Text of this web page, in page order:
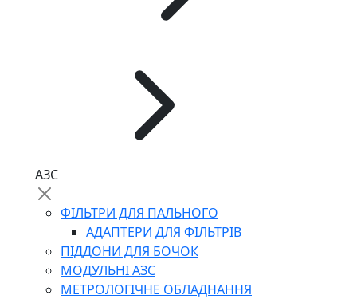
АЗС
ФІЛЬТРИ ДЛЯ ПАЛЬНОГО
АДАПТЕРИ ДЛЯ ФІЛЬТРІВ
ПІДДОНИ ДЛЯ БОЧОК
МОДУЛЬНІ АЗС
МЕТРОЛОГІЧНЕ ОБЛАДНАННЯ